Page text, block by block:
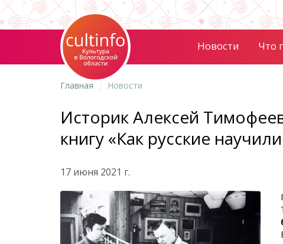
Новости Что
Главная Новости
Историк Алексей
книгу «Как русские
17 июня 2021 г.